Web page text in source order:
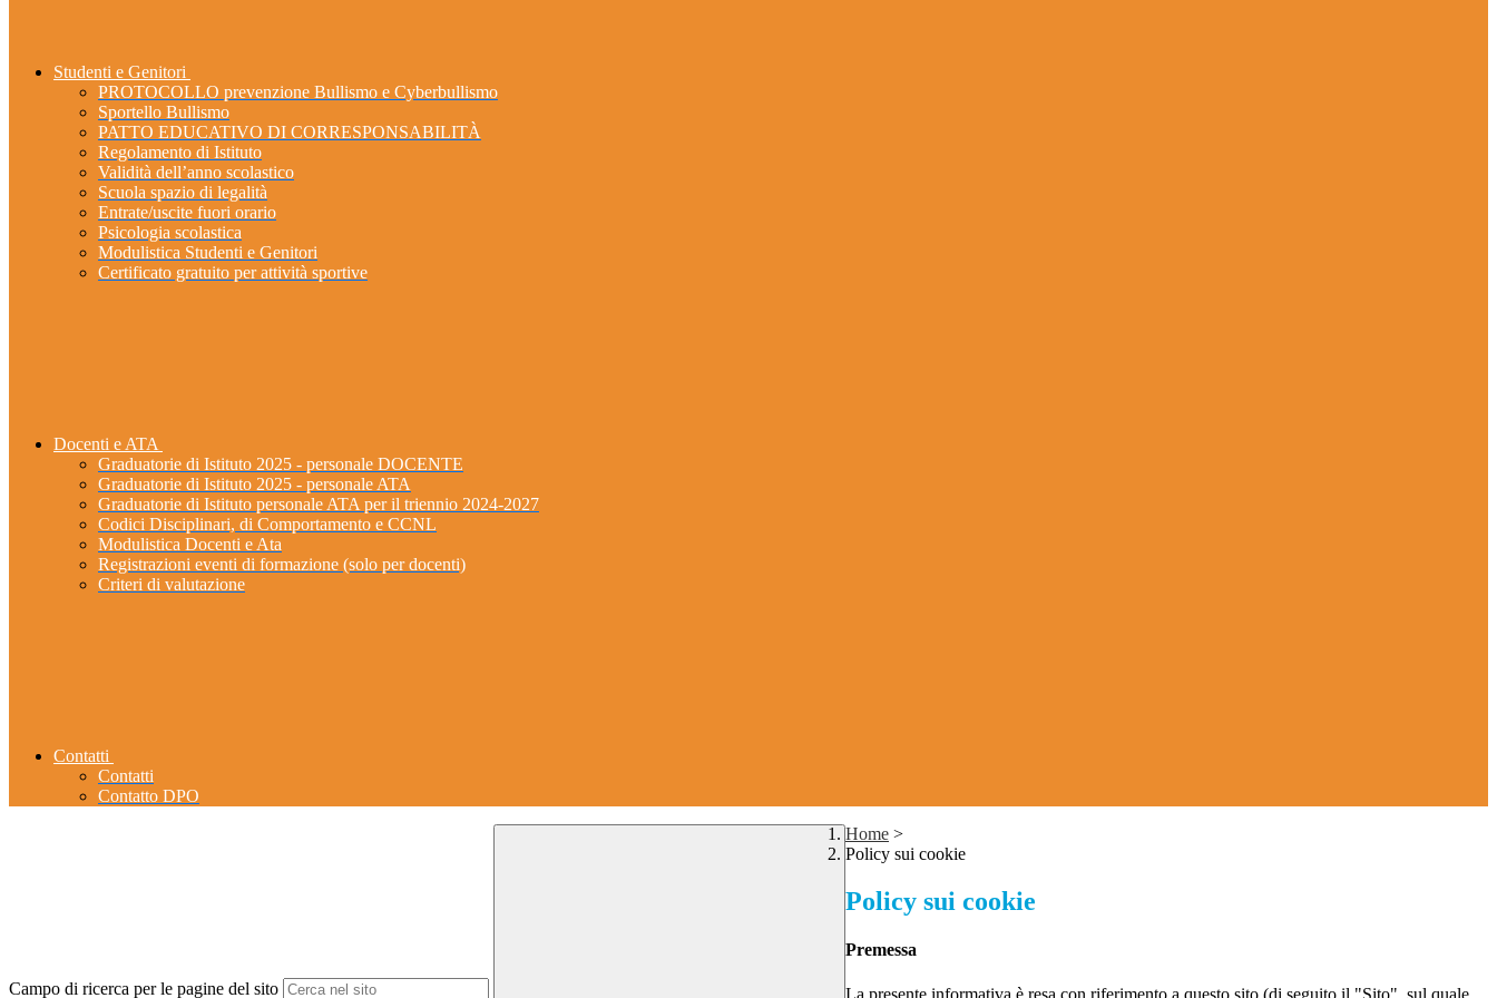
Studenti e Genitori
PROTOCOLLO prevenzione Bullismo e Cyberbullismo
Sportello Bullismo
PATTO EDUCATIVO DI CORRESPONSABILITÀ
Regolamento di Istituto
Validità dell’anno scolastico
Scuola spazio di legalità
Entrate/uscite fuori orario
Psicologia scolastica
Modulistica Studenti e Genitori
Certificato gratuito per attività sportive
Docenti e ATA
Graduatorie di Istituto 2025 - personale DOCENTE
Graduatorie di Istituto 2025 - personale ATA
Graduatorie di Istituto personale ATA per il triennio 2024-2027
Codici Disciplinari, di Comportamento e CCNL
Modulistica Docenti e Ata
Registrazioni eventi di formazione (solo per docenti)
Criteri di valutazione
Contatti
Contatti
Contatto DPO
Campo di ricerca per le pagine del sito
Home >
Policy sui cookie
Policy sui cookie
Premessa
La presente informativa è resa con riferimento a questo sito (di seguito il "Sito", sul quale